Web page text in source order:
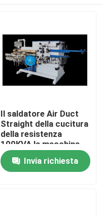
Il saldatore Air Duct
Straight della cucitura
della resistenza
100KVA la macchina
della saldatura
continuaInvia richiesta